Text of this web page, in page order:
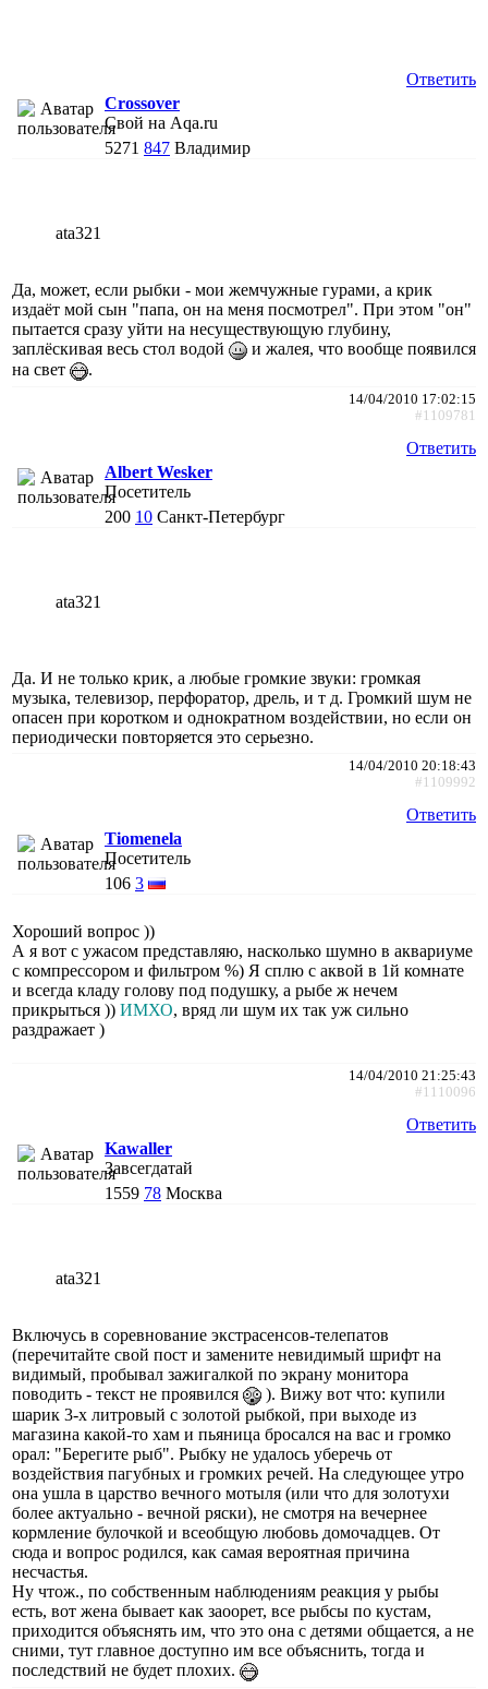
Ответить
Crossover
Свой на Aqa.ru
5271 847 Владимир
ata321
Да, может, если рыбки - мои жемчужные гурами, а крик
издаёт мой сын "папа, он на меня посмотрел". При этом "он"
пытается сразу уйти на несуществующую глубину,
заплёскивая весь стол водой
и жалея, что вообще появился
на свет
.
14/04/2010 17:02:15
#1109781
Ответить
Albert Wesker
Посетитель
200 10 Санкт-Петербург
ata321
Да. И не только крик, а любые громкие звуки: громкая
музыка, телевизор, перфоратор, дрель, и т д. Громкий шум не
опасен при коротком и однократном воздействии, но если он
периодически повторяется это серьезно.
14/04/2010 20:18:43
#1109992
Ответить
Tiomenela
Посетитель
106 3
Хороший вопрос ))
А я вот с ужасом представляю, насколько шумно в аквариуме
с компрессором и фильтром %) Я сплю с аквой в 1й комнате
и всегда кладу голову под подушку, а рыбе ж нечем
прикрыться )) ИМХО, вряд ли шум их так уж сильно
раздражает )
14/04/2010 21:25:43
#1110096
Ответить
Kawaller
Завсегдатай
1559 78 Москва
ata321
Включусь в соревнование экстрасенсов-телепатов
(перечитайте свой пост и замените невидимый шрифт на
видимый, пробывал зажигалкой по экрану монитора
поводить - текст не проявился
). Вижу вот что: купили
шарик 3-х литровый с золотой рыбкой, при выходе из
магазина какой-то хам и пьяница бросался на вас и громко
орал: "Берегите рыб". Рыбку не удалось уберечь от
воздействия пагубных и громких речей. На следующее утро
она ушла в царство вечного мотыля (или что для золотухи
более актуально - вечной ряски), не смотря на вечернее
кормление булочкой и всеобщую любовь домочадцев. От
сюда и вопрос родился, как самая вероятная причина
несчастья.
Ну чтож., по собственным наблюдениям реакция у рыбы
есть, вот жена бывает как заоорет, все рыбсы по кустам,
приходится объяснять им, что это она с детями общается, а не
сними, тут главное доступно им все объяснить, тогда и
последствий не будет плохих.